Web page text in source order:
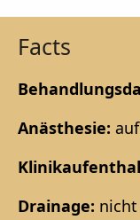
Facts
Anästhesie:
Drainage: